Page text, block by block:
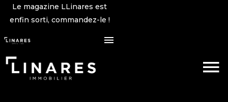
Le magazine LLinares est
enfin sorti, commandez-le !